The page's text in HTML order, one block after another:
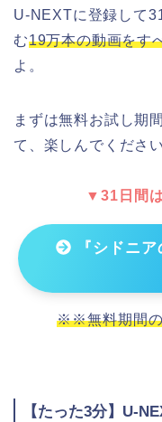
U-NEXTに登録して
む19万本の動画をす
よ。
まずは無料お試し期
て、楽しんでくださ
▼31日間
『シドニア
※※無料期間の
【たった3分】U-